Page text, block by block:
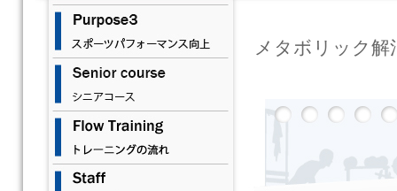
メタボリック